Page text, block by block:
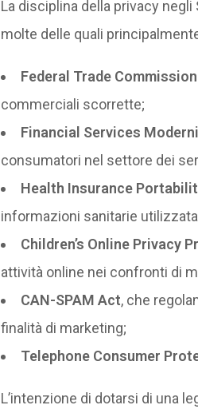
La disciplina della privacy
molte delle quali
Federal Trade
commerciali scorrette;
Financial Services
consumatori nel settore dei
Health Insurance
informazioni sanitarie
Children’s Online Privacy
attività online nei confronti di
CAN-SPAM Act, che
finalità di marketing;
Telephone Consumer
L’intenzione di dotarsi di una